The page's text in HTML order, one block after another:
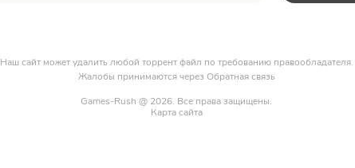
Наш сайт может удалить любой торрент файл по требованию правообладателя.
Жалобы принимаются через Обратная связь
Games-Rush @ 2026. Все права защищены.
Карта сайта